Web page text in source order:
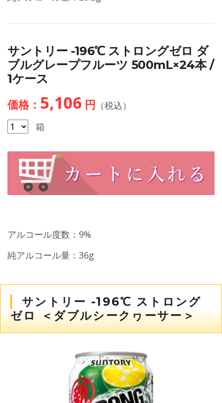
サントリー -196℃ ストロングゼロ ダ
ブルグレープフルーツ 500mL×24本 /
1ケース
価格： 5,106 円 （税込）
箱
アルコール度数：9%
純アルコール量：36g
サントリー -196℃ ストロング
ゼロ ＜ダブルシークヮーサー＞